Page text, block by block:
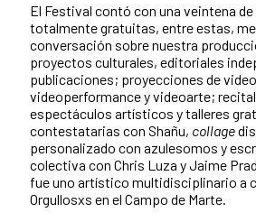
El Festival contó con una veintena
totalmente gratuitas, entre estas,
conversación sobre nuestra
proyectos culturales, editoriales
publicaciones; proyecciones de
videoperformance y videoarte;
espectáculos artísticos ytalleres
contestatarias con Shañu, collage
personalizado con azulesomos y
colectiva con Chris Luza y Jaime
fue uno artístico multidisciplinario a
Orgullosxs en el Campo de Marte.